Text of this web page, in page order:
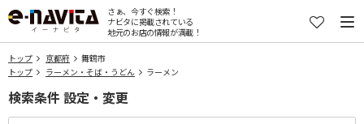
さぁ、今すぐ検索！
ナビタに掲載されている
地元のお店の情報が満載！
トップ 京都府
舞鶴市
トップ
ラーメン・そば・うどん ラーメン
検索条件 設定・変更